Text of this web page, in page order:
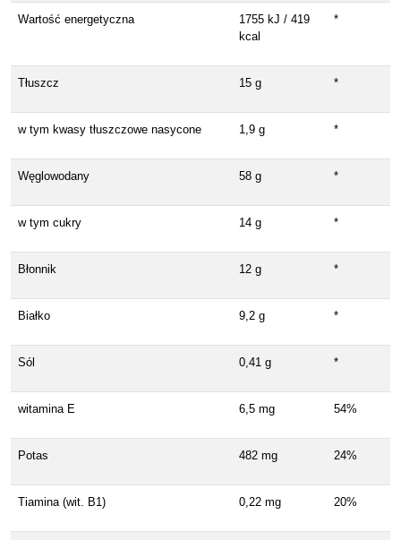
Wartość energetyczna
1755 kJ / 419
kcal
*
Tłuszcz 15 g *
w tym kwasy tłuszczowe nasycone 1,9 g *
Węglowodany 58 g *
w tym cukry 14 g *
Błonnik 12 g *
Białko 9,2 g *
Sól 0,41 g *
witamina E 6,5 mg 54%
Potas 482 mg 24%
Tiamina (wit. B1) 0,22 mg 20%